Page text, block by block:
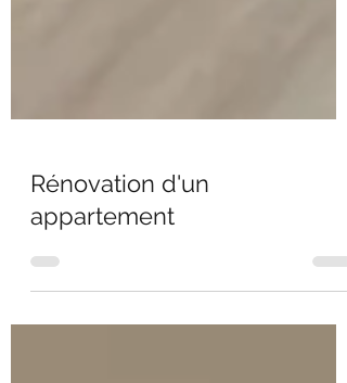
Rénovation d'un
appartement